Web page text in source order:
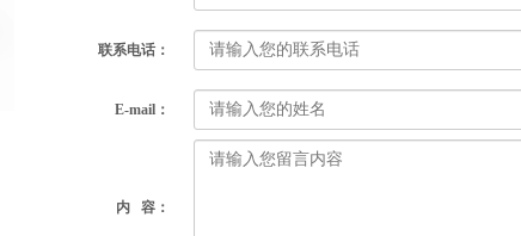
联系电话：
E-mail：
内 容：